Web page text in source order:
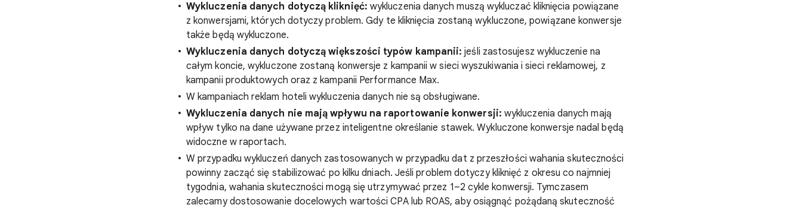
Wykluczenia danych dotyczą kliknięć: wykluczenia danych muszą wykluczać kliknięcia powiązane
z konwersjami, których dotyczy problem. Gdy te kliknięcia zostaną wykluczone, powiązane konwersje
także będą wykluczone.
Wykluczenia danych dotyczą większości typów kampanii: jeśli zastosujesz wykluczenie na
całym koncie, wykluczone zostaną konwersje z kampanii w sieci wyszukiwania i sieci reklamowej, z
kampanii produktowych oraz z kampanii Performance Max.
W kampaniach reklam hoteli wykluczenia danych nie są obsługiwane.
Wykluczenia danych nie mają wpływu na raportowanie konwersji: wykluczenia danych mają
wpływ tylko na dane używane przez inteligentne określanie stawek. Wykluczone konwersje nadal będą
widoczne w raportach.
W przypadku wykluczeń danych zastosowanych w przypadku dat z przeszłości wahania skuteczności
powinny zacząć się stabilizować po kilku dniach. Jeśli problem dotyczy kliknięć z okresu co najmniej
tygodnia, wahania skuteczności mogą się utrzymywać przez 1–2 cykle konwersji. Tymczasem
zalecamy dostosowanie docelowych wartości CPA lub ROAS, aby osiągnąć pożądaną skuteczność